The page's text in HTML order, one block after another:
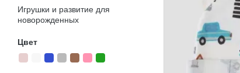
Игрушки и развитие для
новорожденных
Цвет